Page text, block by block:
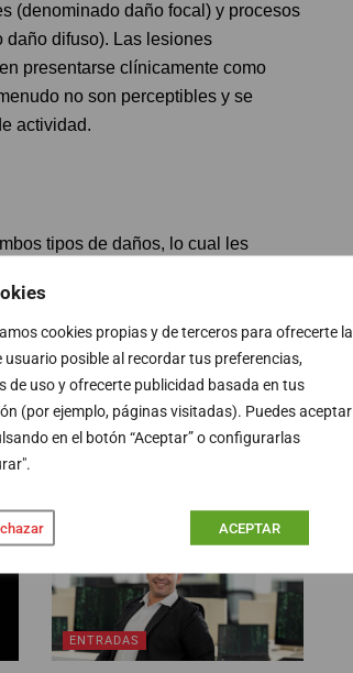
cookies propias y de terceros para ofrecerte la
usuario posible al recordar tus preferencias,
de uso y ofrecerte publicidad basada en tus
(por ejemplo, páginas visitadas). Puedes aceptar
en el botón “Aceptar” o configurarlas
ACEPTAR
(denominado daño focal) y procesos
daño difuso). Las lesiones
presentarse clínicamente como
no son perceptibles y se
actividad.
tipos de daños, lo cual les
EM y los efectos del tratamiento.
ENTRADAS